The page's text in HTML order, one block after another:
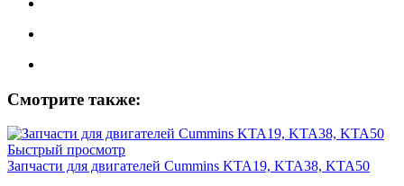
Смотрите также:
Быстрый просмотр
Запчасти для двигателей Cummins KTA19, KTA38, KTA50